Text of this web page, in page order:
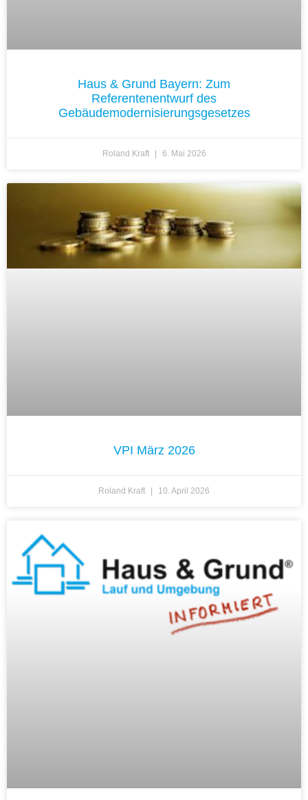
Haus & Grund Bayern: Zum
Referentenentwurf des
Gebäudemodernisierungsgesetzes
Roland Kraft 6. Mai 2026
VPI März 2026
Roland Kraft 10. April 2026